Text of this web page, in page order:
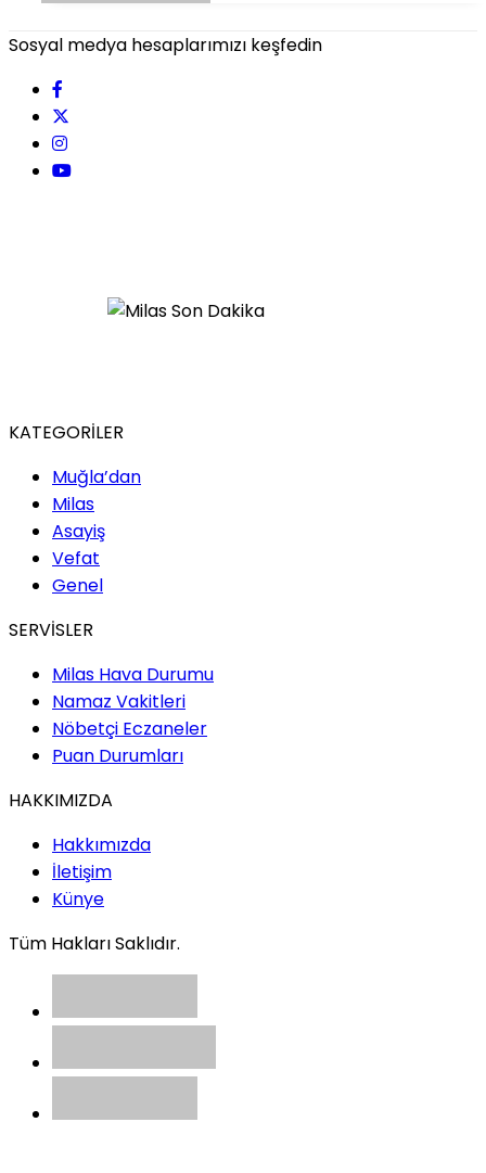
Sosyal medya hesaplarımızı keşfedin
KATEGORİLER
Muğla’dan
Milas
Asayiş
Vefat
Genel
SERVİSLER
Milas Hava Durumu
Namaz Vakitleri
Nöbetçi Eczaneler
Puan Durumları
HAKKIMIZDA
Hakkımızda
İletişim
Künye
Tüm Hakları Saklıdır.